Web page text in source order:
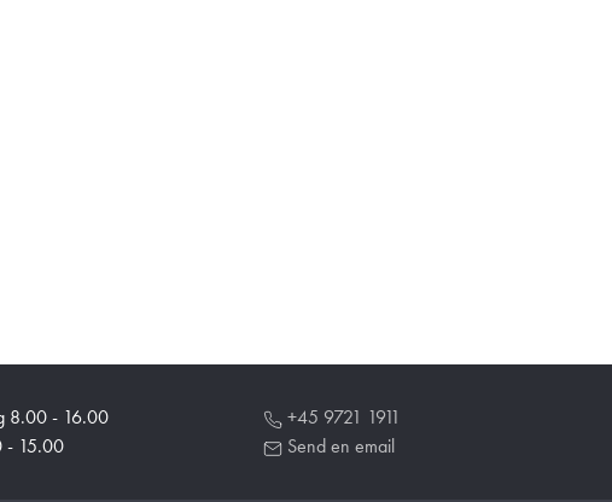
8.00 - 16.00
- 15.00
+45 9721 1911
Send en email